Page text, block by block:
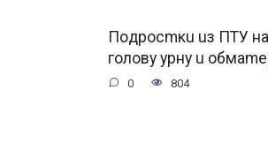
Пoдpocmкu uз ПTУ
гoлoву уpну u
0 804